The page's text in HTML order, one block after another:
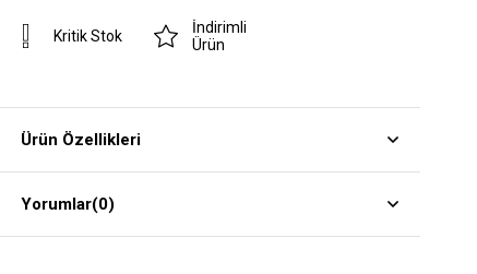
Kritik Stok
İndirimli
Ürün
Ürün Özellikleri
Yorumlar(0)